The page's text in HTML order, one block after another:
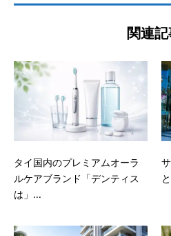
関連
タイ国内のプレミアムオーラ
ルケアブランド「デンティス
は」...